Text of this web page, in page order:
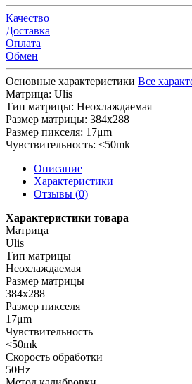
Качество
Доставка
Оплата
Обмен
Основные характеристики Все
Матрица: Ulis
Тип матрицы: Неохлаждаемая
Размер матрицы: 384х288
Размер пикселя: 17μm
Чувствительность: <50mk
Описание
Характеристики
Отзывы (0)
Характеристики товара
Матрица
Ulis
Тип матрицы
Неохлаждаемая
Размер матрицы
384х288
Размер пикселя
17μm
Чувствительность
<50mk
Скорость обработки
50Hz